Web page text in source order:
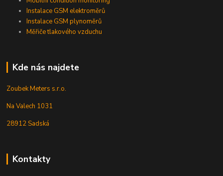
Instalace GSM elektroměrů
Instalace GSM plynoměrů
Měřiče tlakového vzduchu
Kde nás najdete
Zoubek Meters s.r.o.
Na Valech 1031
28912 Sadská
Kontakty